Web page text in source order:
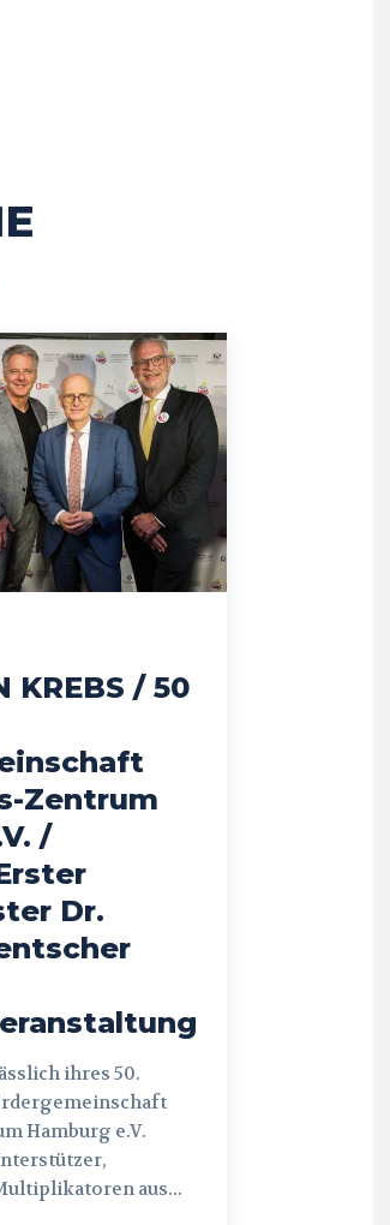
KREBS / 50
Zentrum
/
Dr.
Hamburg e.V.
aus...